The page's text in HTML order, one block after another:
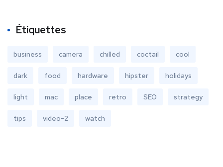
Étiquettes
business camera chilled coctail cool
dark food hardware hipster holidays
light mac place retro SEO strategy
tips video-2 watch